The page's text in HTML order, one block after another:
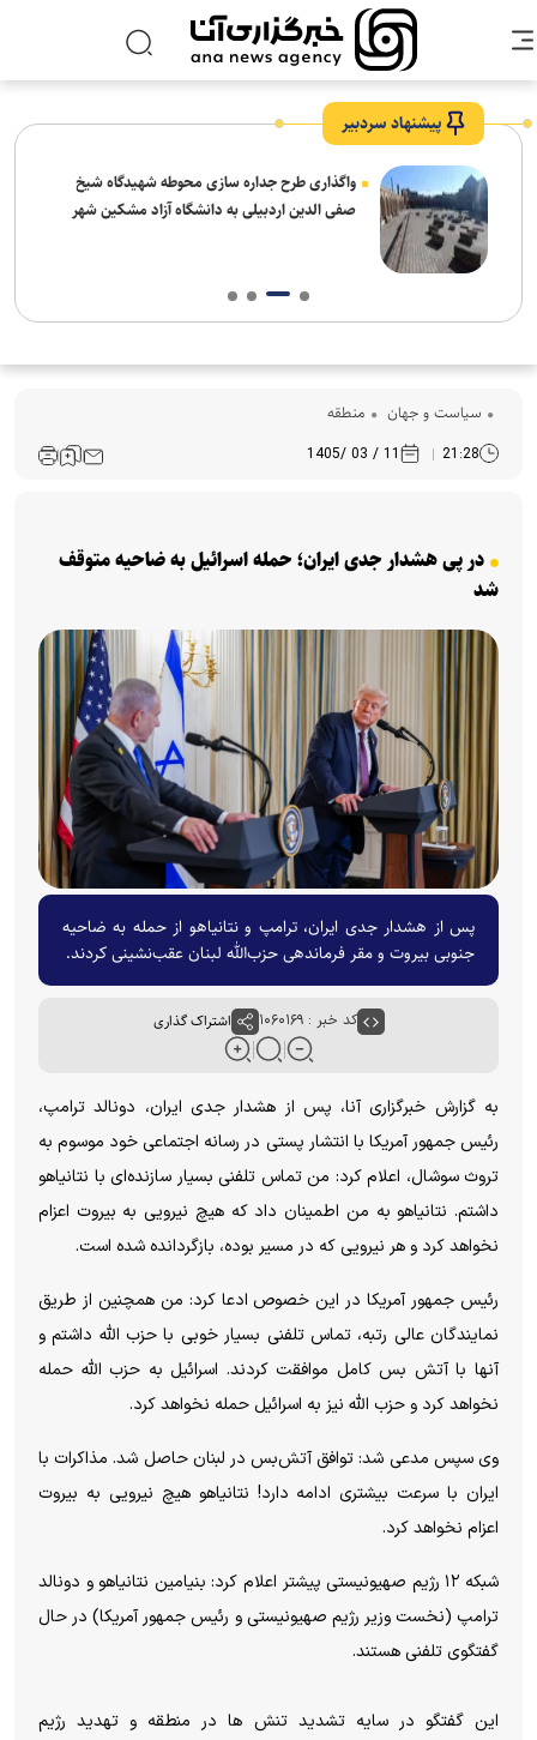
پیشنهاد سردبیر
واگذاری طرح جداره سازی محوطه شهیدگاه شیخ
صفی الدین اردبیلی به دانشگاه آزاد مشکین شهر
سیاست و جهان منطقه
21:28
11 / 03 /1405
در پی هشدار جدی ایران؛ حمله اسرائیل به ضاحیه متوقف
شد
پس از هشدار جدی ایران، ترامپ و نتانیاهو از حمله به ضاحیه
جنوبی بیروت و مقر فرماندهی حزب‌الله لبنان عقب‌نشینی کردند.
کد خبر : ۱۰۶۰۱۶۹ اشتراک گذاری
به گزارش خبرگزاری آنا، پس از هشدار جدی ایران، دونالد ترامپ،
رئیس جمهور آمریکا با انتشار پستی در رسانه اجتماعی خود موسوم به
تروث سوشال، اعلام کرد: من تماس تلفنی بسیار سازنده‌ای با نتانیاهو
داشتم. نتانیاهو به من اطمینان داد که هیچ نیرویی به بیروت اعزام
نخواهد کرد و هر نیرویی که در مسیر بوده، بازگردانده شده است.
رئیس جمهور آمریکا در این خصوص ادعا کرد: من همچنین از طریق
نمایندگان عالی رتبه، تماس تلفنی بسیار خوبی با حزب الله داشتم و
آنها با آتش بس کامل موافقت کردند. اسرائیل به حزب الله حمله
نخواهد کرد و حزب الله نیز به اسرائیل حمله نخواهد کرد.
وی سپس مدعی شد: توافق آتش‌بس در لبنان حاصل شد. مذاکرات با
ایران با سرعت بیشتری ادامه دارد! نتانیاهو هیچ نیرویی به بیروت
اعزام نخواهد کرد.
شبکه ۱۲ رژیم صهیونیستی پیشتر اعلام کرد: بنیامین نتانیاهو و دونالد
ترامپ (نخست وزیر رژیم صهیونیستی و رئیس جمهور آمریکا) در حال
گفتگوی تلفنی هستند.
این گفتگو در سایه تشدید تنش ها در منطقه و تهدید رژیم